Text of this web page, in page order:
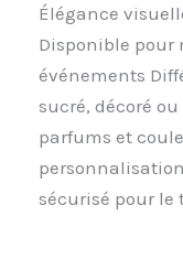
Élégance
Disponible pour
événements
sucré, décoré
parfums et
sécurisé pour le